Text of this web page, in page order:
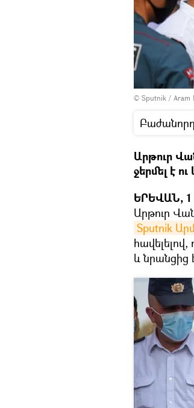
© Sputnik / Aram
Արթուր
ջերմել է
ԵՐԵՎԱՆ, 1
Արթուր
Sputnik
և նրանցից